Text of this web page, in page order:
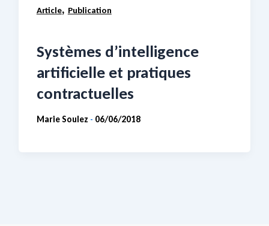
Article, Publication
Systèmes d’intelligence
artificielle et pratiques
contractuelles
Marie Soulez - 06/06/2018